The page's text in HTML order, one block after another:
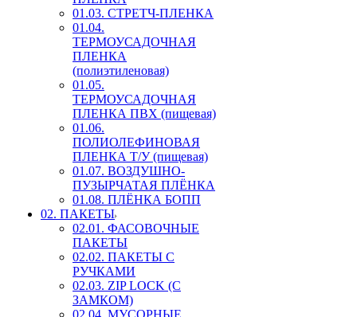
01.03. СТРЕТЧ-ПЛЕНКА
01.04.
ТЕРМОУСАДОЧНАЯ
ПЛЕНКА
(полиэтиленовая)
01.05.
ТЕРМОУСАДОЧНАЯ
ПЛЕНКА ПВХ (пищевая)
01.06.
ПОЛИОЛЕФИНОВАЯ
ПЛЕНКА Т/У (пищевая)
01.07. ВОЗДУШНО-
ПУЗЫРЧАТАЯ ПЛЁНКА
01.08. ПЛЁНКА БОПП
02. ПАКЕТЫ
02.01. ФАСОВОЧНЫЕ
ПАКЕТЫ
02.02. ПАКЕТЫ С
РУЧКАМИ
02.03. ZIP LOСK (С
ЗАМКОМ)
02.04. МУСОРНЫЕ